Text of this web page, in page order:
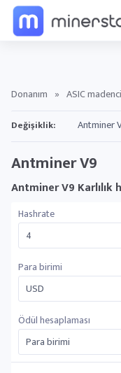
Donanım » ASIC
Değişiklik:
Antminer V9
Antminer V9 Karlılık
Hashrate
Para birimi
Ödül hesaplaması